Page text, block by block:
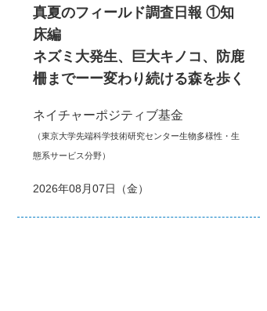
真夏のフィールド調査日報 ①知
床編
ネズミ大発生、巨大キノコ、防鹿
柵までーー変わり続ける森を歩く
ネイチャーポジティブ基金
（東京大学先端科学技術研究センター生物多様性・生
態系サービス分野）
2026年08月07日（金）